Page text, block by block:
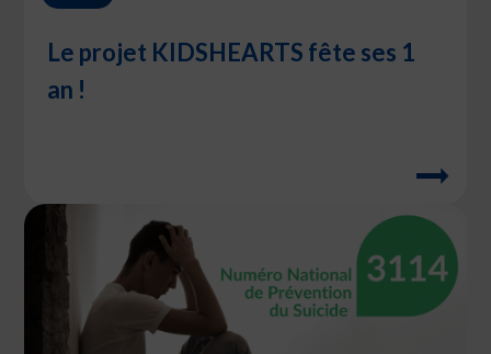
Le projet KIDSHEARTS fête ses 1
an !